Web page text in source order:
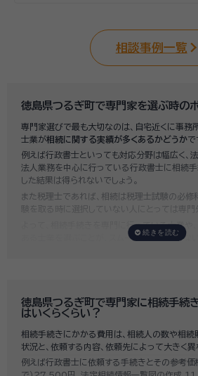
相談事例一覧
徳島県つるぎ町で専門家を選ぶ時の
専門家選びで最も大切なのは、自宅近くに事務
士業が相続に関する実績が多くあるかどうかで
例えば行政書士といっても対応分野は幅広く、
法人業務を中心に行っている行政書士に相続手
した結果は得られないでしょう。
また税理士であれば、相続は税理士試験の必修
験を取る時に選択していない人にとっては専門
よって、相続手続きを専門に行っている士業や
ある士業を選ぶことが、スムーズで間違いのな
徳島県つるぎ町で専門家に相続手続
はいくらくらい？
相続手続きにかかる費用は、相続人の数や相
状況と、依頼する内容、依頼先によって大きく異
例えば行政書士に依頼する手続きとその参考価